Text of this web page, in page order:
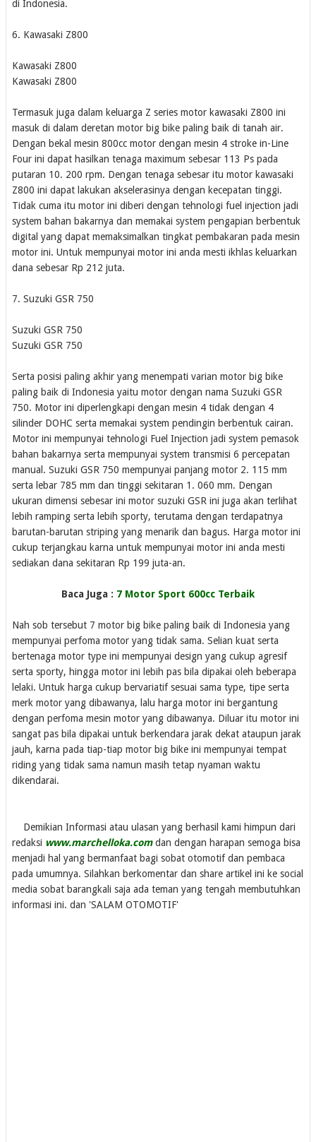
di Indonesia.
6. Kawasaki Z800
Kawasaki Z800
Kawasaki Z800
Termasuk juga dalam keluarga Z series motor kawasaki Z800 ini
masuk di dalam deretan motor big bike paling baik di tanah air.
Dengan bekal mesin 800cc motor dengan mesin 4 stroke in-Line
Four ini dapat hasilkan tenaga maximum sebesar 113 Ps pada
putaran 10. 200 rpm. Dengan tenaga sebesar itu motor kawasaki
Z800 ini dapat lakukan akselerasinya dengan kecepatan tinggi.
Tidak cuma itu motor ini diberi dengan tehnologi fuel injection jadi
system bahan bakarnya dan memakai system pengapian berbentuk
digital yang dapat memaksimalkan tingkat pembakaran pada mesin
motor ini. Untuk mempunyai motor ini anda mesti ikhlas keluarkan
dana sebesar Rp 212 juta.
7. Suzuki GSR 750
Suzuki GSR 750
Suzuki GSR 750
Serta posisi paling akhir yang menempati varian motor big bike
paling baik di Indonesia yaitu motor dengan nama Suzuki GSR
750. Motor ini diperlengkapi dengan mesin 4 tidak dengan 4
silinder DOHC serta memakai system pendingin berbentuk cairan.
Motor ini mempunyai tehnologi Fuel Injection jadi system pemasok
bahan bakarnya serta mempunyai system transmisi 6 percepatan
manual. Suzuki GSR 750 mempunyai panjang motor 2. 115 mm
serta lebar 785 mm dan tinggi sekitaran 1. 060 mm. Dengan
ukuran dimensi sebesar ini motor suzuki GSR ini juga akan terlihat
lebih ramping serta lebih sporty, terutama dengan terdapatnya
barutan-barutan striping yang menarik dan bagus. Harga motor ini
cukup terjangkau karna untuk mempunyai motor ini anda mesti
sediakan dana sekitaran Rp 199 juta-an.
Baca Juga : 7 Motor Sport 600cc Terbaik
Nah sob tersebut 7 motor big bike paling baik di Indonesia yang
mempunyai perfoma motor yang tidak sama. Selian kuat serta
bertenaga motor type ini mempunyai design yang cukup agresif
serta sporty, hingga motor ini lebih pas bila dipakai oleh beberapa
lelaki. Untuk harga cukup bervariatif sesuai sama type, tipe serta
merk motor yang dibawanya, lalu harga motor ini bergantung
dengan perfoma mesin motor yang dibawanya. Diluar itu motor ini
sangat pas bila dipakai untuk berkendara jarak dekat ataupun jarak
jauh, karna pada tiap-tiap motor big bike ini mempunyai tempat
riding yang tidak sama namun masih tetap nyaman waktu
dikendarai.
Demikian Informasi atau ulasan yang berhasil kami himpun dari
redaksi www.marchelloka.comdan dengan harapan semoga bisa
menjadi hal yang bermanfaat bagi sobat otomotif dan pembaca
pada umumnya. Silahkan berkomentar dan share artikel ini ke social
media sobat barangkali saja ada teman yang tengah membutuhkan
informasi ini. dan 'SALAM OTOMOTIF'